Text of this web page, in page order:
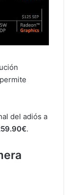
del adiós a
.